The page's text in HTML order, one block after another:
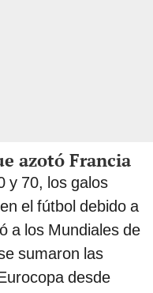
azotó Francia
y 70, los galos
el fútbol debido a
a los Mundiales de
sumaron las
desde